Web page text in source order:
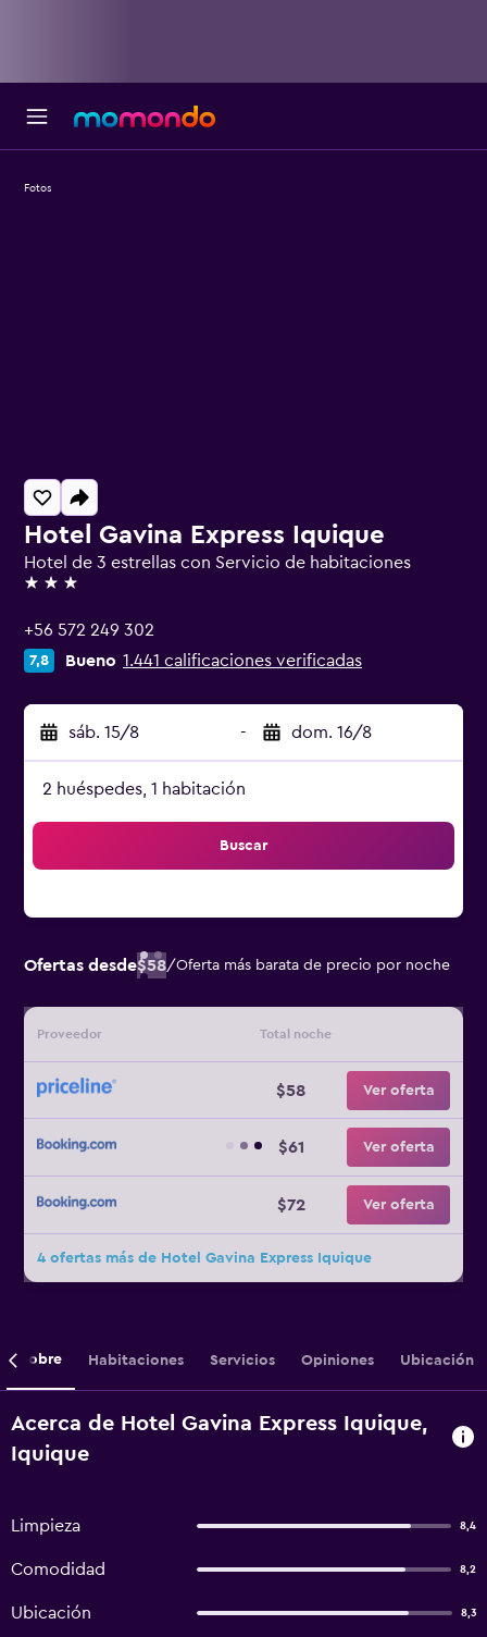
Hotel Gavina Express Iquique
Hotel de 3 estrellas con Servicio de habitaciones
3 estrellas
+56 572 249 302
7,8 Bueno 1.441 calificaciones verificadas
sáb. 15/8 - dom. 16/8
2 huéspedes, 1 habitación
Buscar
Ofertas desde$58/Oferta más barata de precio por noche
Proveedor Total noche
$58 Ver oferta
$61 Ver oferta
$72 Ver oferta
4 ofertas más de Hotel Gavina Express Iquique
Fotos
Sobre Habitaciones Servicios Opiniones Ubicación
Acerca de Hotel Gavina Express Iquique,
Iquique
Limpieza 8,4
Comodidad 8,2
Ubicación 8,3